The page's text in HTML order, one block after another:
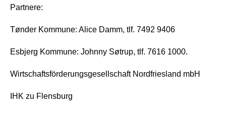
Partnere:
Tønder Kommune: Alice Damm, tlf. 7492 9406
Esbjerg Kommune: Johnny Søtrup, tlf. 7616 1000.
Wirtschaftsförderungsgesellschaft Nordfriesland mbH
IHK zu Flensburg